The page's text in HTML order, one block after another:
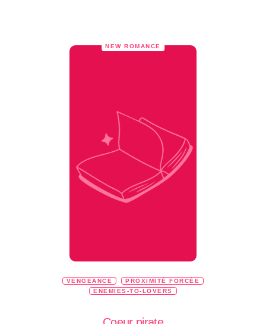
NEW ROMANCE
VENGEANCE
PROXIMITÉ FORCÉE
ENEMIES-TO-LOVERS